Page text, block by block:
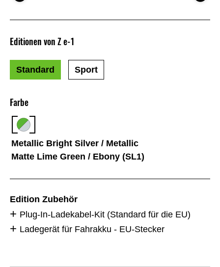
Farbe
Metallic Bright Silver / Metallic
Matte Lime Green / Ebony (SL1)
Editionen von Z e-1
Standard Sport
Edition Zubehör
Plug-In-Ladekabel-Kit (Standard für die EU)
Ladegerät für Fahrakku - EU-Stecker